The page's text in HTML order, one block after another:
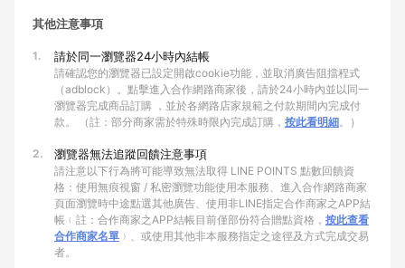
其他注意事項
1. 請於同一瀏覽器24小時內結帳
請確認您的瀏覽器已設定開啟cookie功能，並取消廣告阻擋程式
（adblock）。點擊進入合作網路商家後，請於24小時內並以同一
瀏覽器完成商品訂購 ，並於各網路店家規範之付款期間內完成付
款。 （註：部分商家需於特殊時限內完成訂購， 按此看明細。）
2. 瀏覽器無法追蹤回饋注意事項
請注意以下行為將可能導致無法取得 LINE POINTS 點數回饋資
格：使用無痕視窗 / 私密瀏覽功能使用本服務、進入合作網路商家
頁面瀏覽時中途點選其他廣告、使用非LINE指定合作商家之APP結
帳﹙註：合作商家之APP結帳目前僅部份符合贈點資格， 按此查看
合作商家名單 ﹚、或使用其他非本服務指定之途徑及方式完成交易
者。